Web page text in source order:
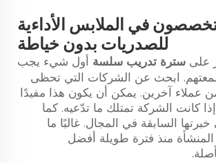
في الملابس الأداءية
للصدريات بدون خياطة
على سترة تدريب سلسة أول شيء يجب
ابحث عن الشركات التي تحظى
عملاء آخرين. يمكن أن يكون هذا مفيدًا
كانت الشركة تمتلك ما تدّعيه. كما
السابقة في المجال. غالبًا ما
منذ فترة طويلة أفضل